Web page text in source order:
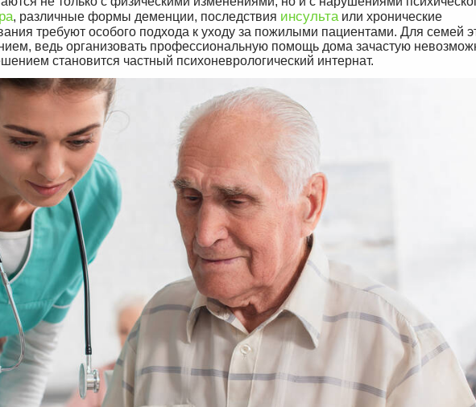
, различные формы деменции, последствия инсульта или хронические
требуют особого подхода к уходу за пожилыми пациентами. Для семей
ведь организовать профессиональную помощь дома зачастую
становится частный психоневрологический интернат.